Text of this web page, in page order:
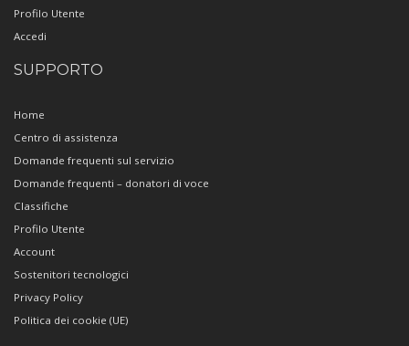
Profilo Utente
Accedi
SUPPORTO
Home
Centro di assistenza
Domande frequenti sul servizio
Domande frequenti – donatori di voce
Classifiche
Profilo Utente
Account
Sostenitori tecnologici
Privacy Policy
Politica dei cookie (UE)